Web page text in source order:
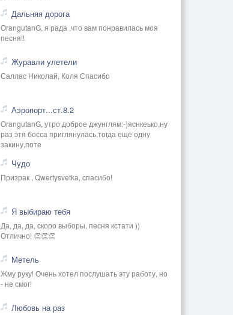
Дальняя дорога
OrangutanG, я рада ,что вам понравилась моя
песня!!
Журавли улетели
Саллас Николай, Коля Спасибо
Аэропорт...ст.8.2
OrangutanG, утро доброе джунглям:-)яснкеько,ну
раз этя босса приглянулась,тогда еще одну
закину,поте
Чудо
Призрак , Qwertysvetka, спасибо!
Я выбираю тебя
Да, да, да, скоро выборы, песня кстати ))
Отлично! 👏👏👏
Метель
Жму руку! Очень хотел послушать эту работу, но
- не смог!
Любовь на раз